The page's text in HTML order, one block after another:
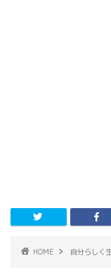
HOME 自分らしく